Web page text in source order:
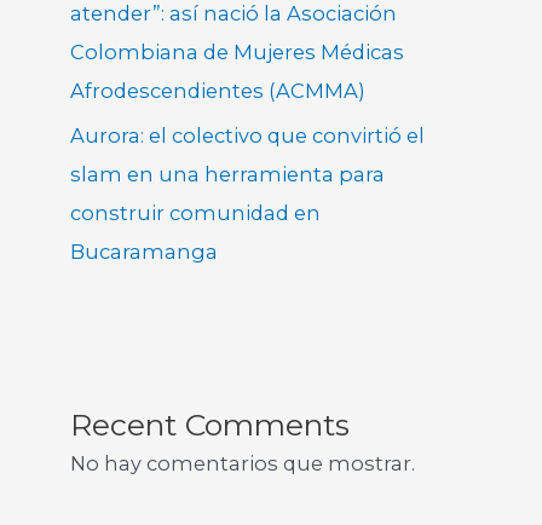
atender”: así nació la Asociación
Colombiana de Mujeres Médicas
Afrodescendientes (ACMMA)
Aurora: el colectivo que convirtió el
slam en una herramienta para
construir comunidad en
Bucaramanga
Recent Comments
No hay comentarios que mostrar.